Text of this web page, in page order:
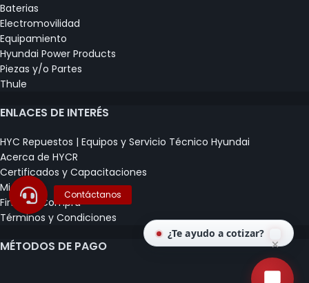
Baterias
Electromovilidad
Equipamiento
Hyundai Power Products
Piezas y/o Partes
Thule
ENLACES DE INTERÉS
HYC Repuestos | Equipos y Servicio Técnico Hyundai
Acerca de HYCR
Certificados y Capacitaciones
Mi Carrito
Finalizar Compra
Términos y Condiciones
MÉTODOS DE PAGO
¿Te ayudo a cotizar?